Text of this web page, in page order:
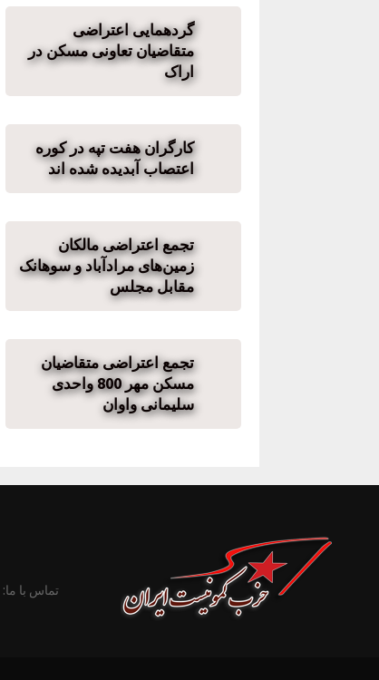
گردهمایی اعتراضی
متقاضیان تعاونی مسکن در
اراک
کارگران هفت تپه در کوره
اعتصاب آبدیده شده اند
تجمع اعتراضی مالکان
زمین‌های مرادآباد و سوهانک
مقابل مجلس
تجمع اعتراضی متقاضیان
مسکن مهر 800 واحدی
سلیمانی واوان
تماس با ما: